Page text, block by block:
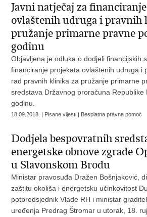
Javni natječaj za
ovlaštenih udruga i pravnih
pružanje primarne pravne
godinu
Objavljena je odluka o dodjeli financijskih
financiranje projekata ovlaštenih udruga i
rad pravnih klinika za pružanje primarne
sredstava Državnog proračuna Republike
godinu.
18.09.2018. | Pisane vijesti | Besplatna pravna pomoć
Dodjela bespovratnih
energetske obnove zgrade
u Slavonskom Brodu
Ministar pravosuđa Dražen Bošnjaković,
zaštitu okoliša i energetsku učinkovitost
potpredsjednik Vlade RH i ministar
uređenja Predrag Štromar u utorak, 18.